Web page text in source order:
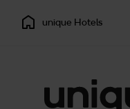
unique Hotels